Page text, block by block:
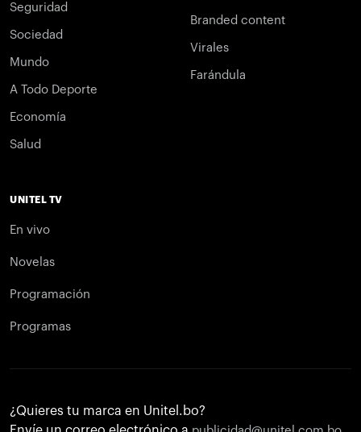
Seguridad
Sociedad
Mundo
A Todo Deporte
Economía
Salud
Branded content
Virales
Farándula
UNITEL TV
En vivo
Novelas
Programación
Programas
¿Quieres tu marca en Unitel.bo?